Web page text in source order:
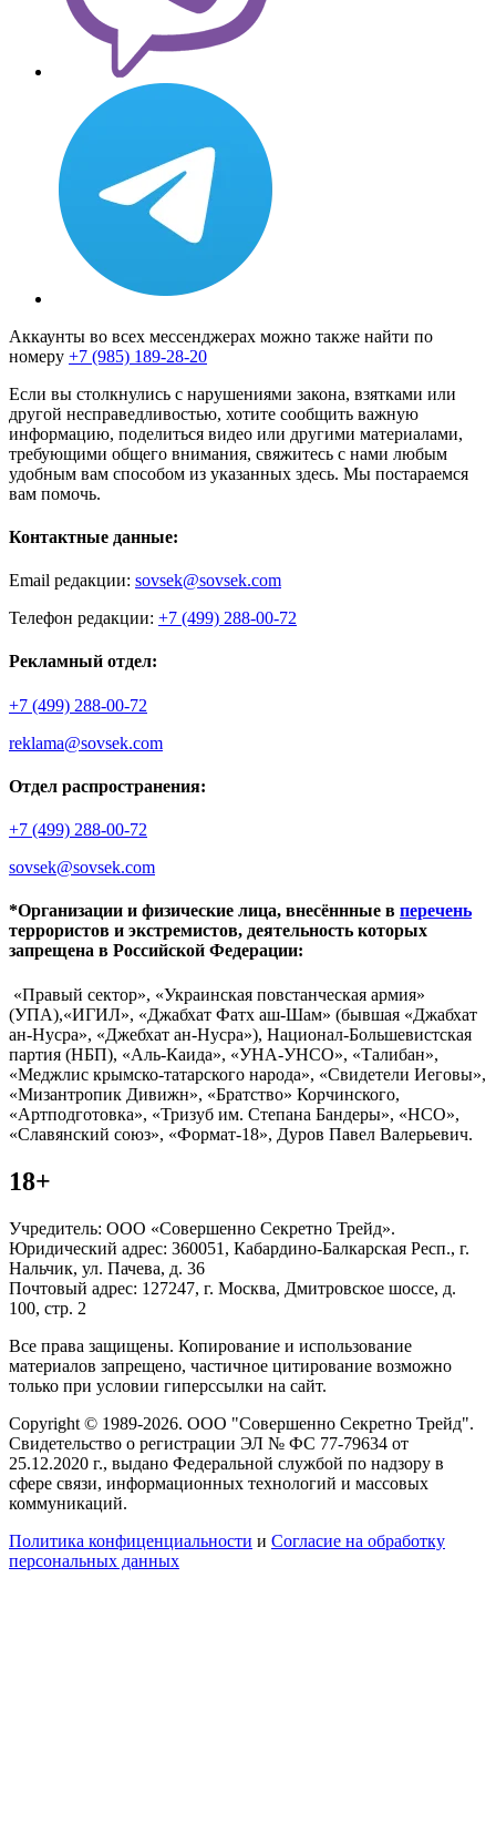
Аккаунты во всех мессенджерах можно также найти по
номеру +7 (985) 189-28-20
Если вы столкнулись с нарушениями закона, взятками или
другой несправедливостью, хотите сообщить важную
информацию, поделиться видео или другими материалами,
требующими общего внимания, свяжитесь с нами любым
удобным вам способом из указанных здесь. Мы постараемся
вам помочь.
Контактные данные:
Email редакции: sovsek@sovsek.com
Телефон редакции: +7 (499) 288-00-72
Рекламный отдел:
+7 (499) 288-00-72
reklama@sovsek.com
Отдел распространения:
+7 (499) 288-00-72
sovsek@sovsek.com
*Организации и физические лица, внесённные в перечень
террористов и экстремистов, деятельность которых
запрещена в Российской Федерации:
«Правый сектор», «Украинская повстанческая армия»
(УПА),«ИГИЛ», «Джабхат Фатх аш-Шам» (бывшая «Джабхат
ан-Нусра», «Джебхат ан-Нусра»), Национал-Большевистская
партия (НБП), «Аль-Каида», «УНА-УНСО», «Талибан»,
«Меджлис крымско-татарского народа», «Свидетели Иеговы»,
«Мизантропик Дивижн», «Братство» Корчинского,
«Артподготовка», «Тризуб им. Степана Бандеры», «НСО»,
«Славянский союз», «Формат-18», Дуров Павел Валерьевич.
18+
Учредитель: ООО «Совершенно Секретно Трейд».
Юридический адрес: 360051, Кабардино-Балкарская Респ., г.
Нальчик, ул. Пачева, д. 36
Почтовый адрес: 127247, г. Москва, Дмитровское шоссе, д.
100, стр. 2
Все права защищены. Копирование и использование
материалов запрещено, частичное цитирование возможно
только при условии гиперссылки на сайт.
Copyright © 1989-2026. ООО "Совершенно Секретно Трейд".
Свидетельство о регистрации ЭЛ № ФС 77-79634 от
25.12.2020 г., выдано Федеральной службой по надзору в
сфере связи, информационных технологий и массовых
коммуникаций.
Политика конфиценциальности и Согласие на обработку
персональных данных